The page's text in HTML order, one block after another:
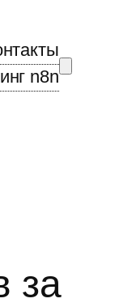
n8n
за